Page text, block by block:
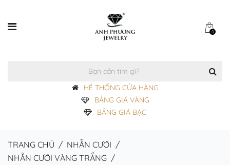
0
HỆ THỐNG CỬA HÀNG
BẢNG GIÁ VÀNG
BẢNG GIÁ BẠC
TRANG CHỦ / NHẪN CƯỚI /
NHẪN CƯỚI VÀNG TRẮNG /